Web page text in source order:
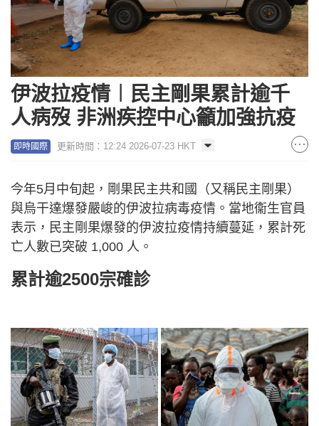
伊波拉疫情︱民主剛果累計逾千
人病歿 非洲疾控中心籲加強抗疫
即時國際 更新時間：12:24 2026-07-23 HKT
今年5月中旬起，剛果民主共和國（又稱民主剛果）
與烏干達爆發嚴峻的伊波拉病毒疫情。當地衞生官員
表示，民主剛果爆發的伊波拉疫情持續蔓延，累計死
亡人數已突破 1,000 人。
累計逾2500宗確診